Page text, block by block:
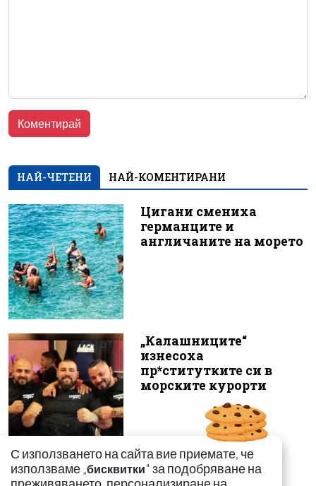
НАЙ-ЧЕТЕНИ НАЙ-КОМЕНТИРАНИ
Цигани смениха
германците и
англичаните на морето
„Калашниците“
изнесоха
пр*ститутките си в
морските курорти
Кирил Дмитриев:
С използването на сайта вие приемате, че
използваме „бисквитки" за подобряване на